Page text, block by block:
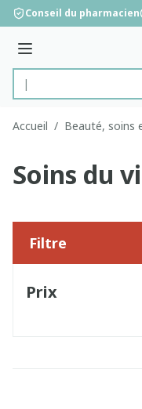
Aller au contenu
Conseil du pharmacien
Menu
Rechercher
Accueil / Beauté, soins
Soins du
Filtre
Prix